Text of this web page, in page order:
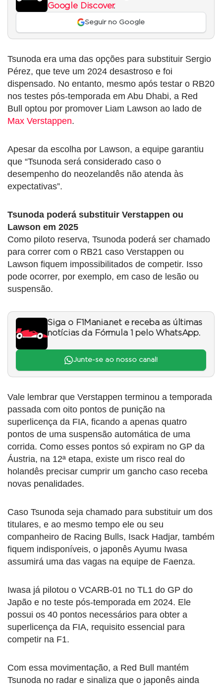
Google Discover.
Seguir no Google
Tsunoda era uma das opções para substituir Sergio
Pérez, que teve um 2024 desastroso e foi
dispensado. No entanto, mesmo após testar o RB20
nos testes pós-temporada em Abu Dhabi, a Red
Bull optou por promover Liam Lawson ao lado de
Max Verstappen.
Apesar da escolha por Lawson, a equipe garantiu
que “Tsunoda será considerado caso o
desempenho do neozelandês não atenda às
expectativas”.
Tsunoda poderá substituir Verstappen ou
Lawson em 2025
Como piloto reserva, Tsunoda poderá ser chamado
para correr com o RB21 caso Verstappen ou
Lawson fiquem impossibilitados de competir. Isso
pode ocorrer, por exemplo, em caso de lesão ou
suspensão.
Siga o F1Mania.net e receba as últimas
notícias da Fórmula 1 pelo WhatsApp.
Junte-se ao nosso canal!
Vale lembrar que Verstappen terminou a temporada
passada com oito pontos de punição na
superlicença da FIA, ficando a apenas quatro
pontos de uma suspensão automática de uma
corrida. Como esses pontos só expiram no GP da
Áustria, na 12ª etapa, existe um risco real do
holandês precisar cumprir um gancho caso receba
novas penalidades.
Caso Tsunoda seja chamado para substituir um dos
titulares, e ao mesmo tempo ele ou seu
companheiro de Racing Bulls, Isack Hadjar, também
fiquem indisponíveis, o japonês Ayumu Iwasa
assumirá uma das vagas na equipe de Faenza.
Iwasa já pilotou o VCARB-01 no TL1 do GP do
Japão e no teste pós-temporada em 2024. Ele
possui os 40 pontos necessários para obter a
superlicença da FIA, requisito essencial para
competir na F1.
Com essa movimentação, a Red Bull mantém
Tsunoda no radar e sinaliza que o japonês ainda